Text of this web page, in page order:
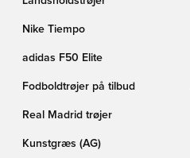
Nike Tiempo
adidas F50 Elite
Fodboldtrøjer på tilbud
Real Madrid trøjer
Kunstgræs (AG)